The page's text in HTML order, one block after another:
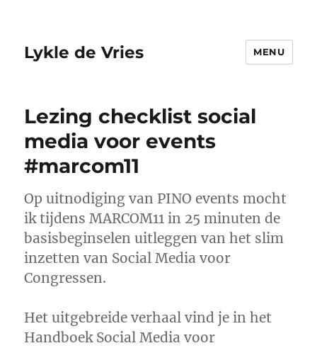
Lykle de Vries MENU
Lezing checklist social
media voor events
#marcom11
Op uitnodiging van PINO events mocht
ik tijdens MARCOM11 in 25 minuten de
basisbeginselen uitleggen van het slim
inzetten van Social Media voor
Congressen.
Het uitgebreide verhaal vind je in het
Handboek Social Media voor